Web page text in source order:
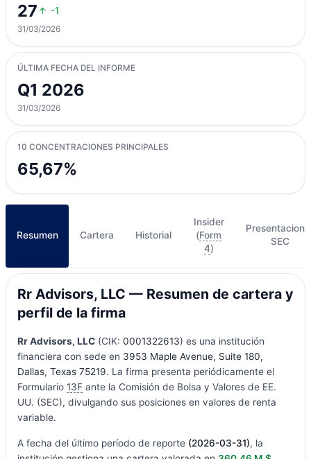
27 -1
31/03/2026
ÚLTIMA FECHA DEL INFORME
Q1 2026
31/03/2026
10 CONCENTRACIONES PRINCIPALES
65,67%
Resumen Cartera Historial
Insider
(Form
4)
SEC
Rr Advisors, LLC — Resumen de cartera y
perfil de la firma
Rr Advisors, LLC(CIK: 0001322613) es una institución
financiera con sede en 3953 Maple Avenue, Suite 180,
Dallas, Texas 75219. La firma presenta periódicamente el
Formulario 13Fante la Comisión de Bolsa y Valores de EE.
UU. (SEC), divulgando sus posiciones en valores de renta
variable.
A fecha del último período de reporte (2026-03-31), la